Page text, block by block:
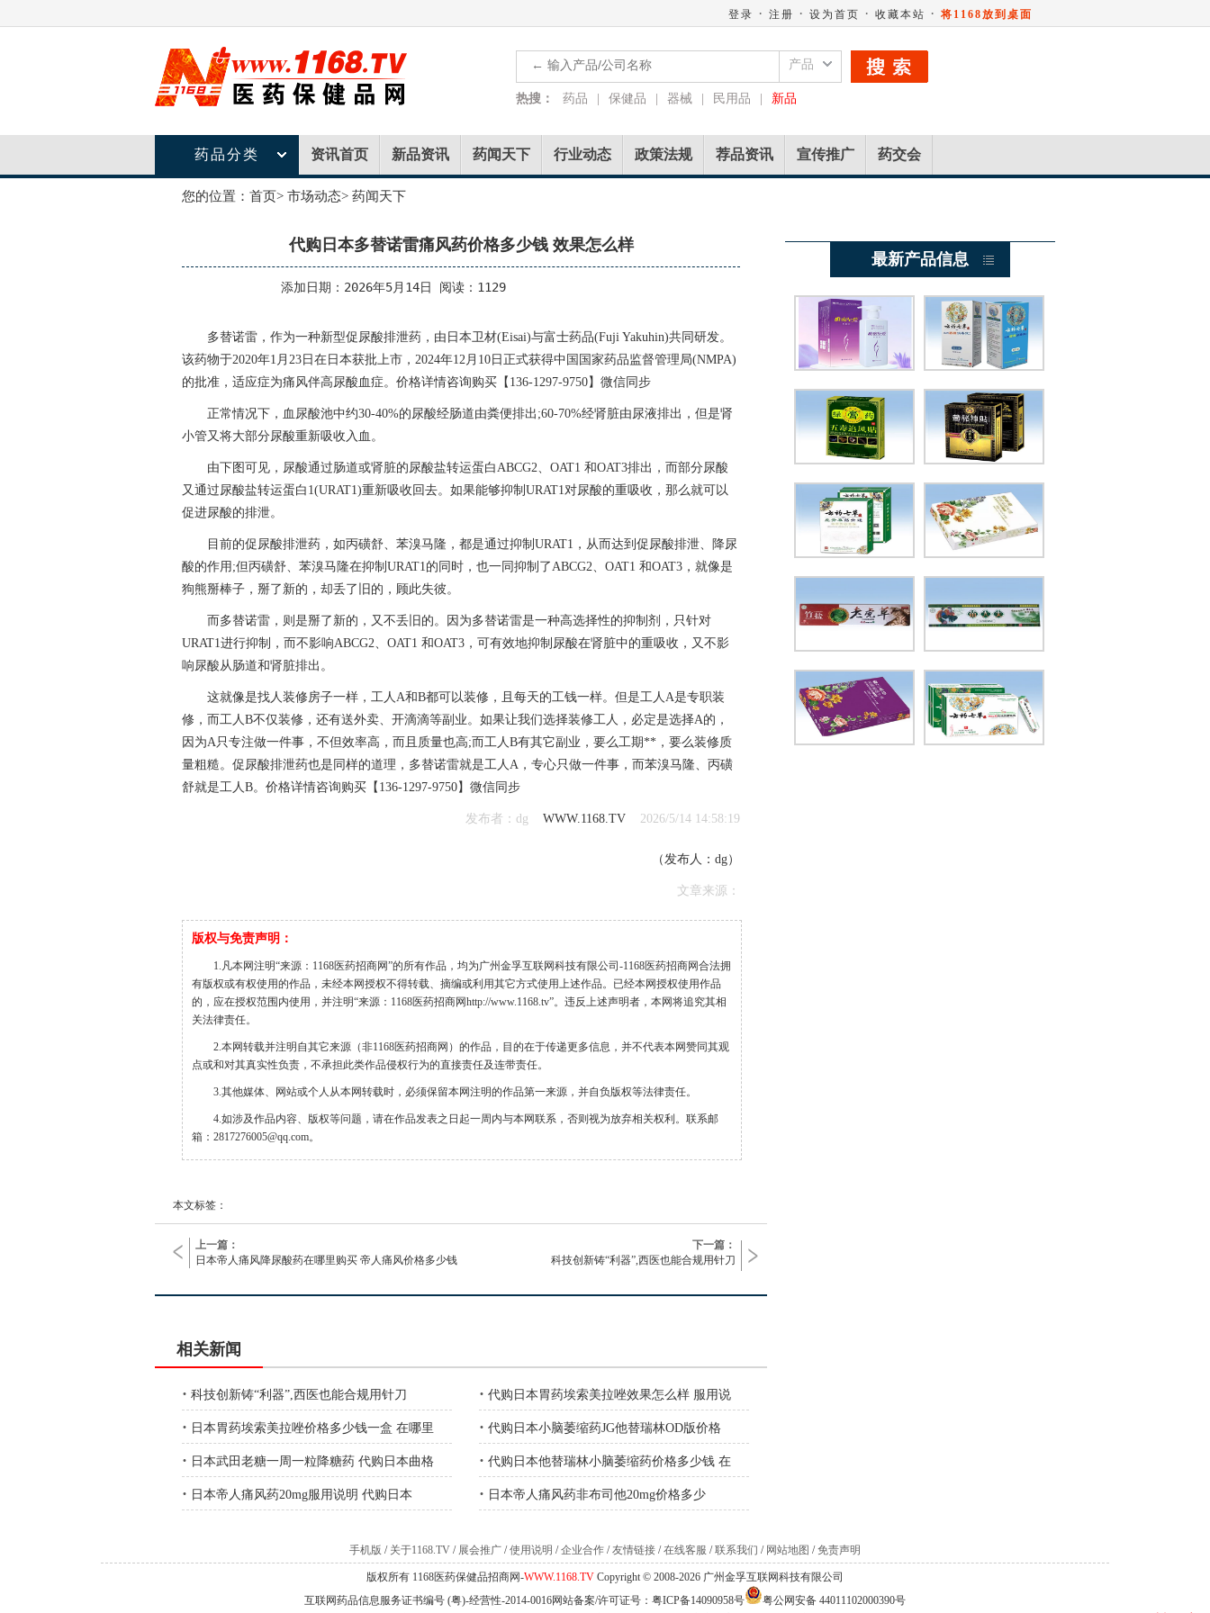
登录 · 注册 · 设为首页 · 收藏本站 · 将1168放到桌面
产品
热搜： 药品 保健品 器械 民用品 新品
药品分类 资讯首页 新品资讯 药闻天下 行业动态 政策法规 荐品资讯 宣传推广 药交会
您的位置： 首页> 市场动态> 药闻天下
代购日本多替诺雷痛风药价格多少钱 效果怎么样
添加日期：2026年5月14日 阅读：1129
多替诺雷，作为一种新型促尿酸排泄药，由日本卫材(Eisai)与富士药品(Fuji Yakuhin)共同研发。
该药物于2020年1月23日在日本获批上市，2024年12月10日正式获得中国国家药品监督管理局(NMPA)
的批准，适应症为痛风伴高尿酸血症。价格详情咨询购买【136-1297-9750】微信同步
正常情况下，血尿酸池中约30-40%的尿酸经肠道由粪便排出;60-70%经肾脏由尿液排出，但是肾
小管又将大部分尿酸重新吸收入血。
由下图可见，尿酸通过肠道或肾脏的尿酸盐转运蛋白ABCG2、OAT1 和OAT3排出，而部分尿酸
又通过尿酸盐转运蛋白1(URAT1)重新吸收回去。如果能够抑制URAT1对尿酸的重吸收，那么就可以
促进尿酸的排泄。
目前的促尿酸排泄药，如丙磺舒、苯溴马隆，都是通过抑制URAT1，从而达到促尿酸排泄、降尿
酸的作用;但丙磺舒、苯溴马隆在抑制URAT1的同时，也一同抑制了ABCG2、OAT1 和OAT3，就像是
狗熊掰棒子，掰了新的，却丢了旧的，顾此失彼。
而多替诺雷，则是掰了新的，又不丢旧的。因为多替诺雷是一种高选择性的抑制剂，只针对
URAT1进行抑制，而不影响ABCG2、OAT1 和OAT3，可有效地抑制尿酸在肾脏中的重吸收，又不影
响尿酸从肠道和肾脏排出。
这就像是找人装修房子一样，工人A和B都可以装修，且每天的工钱一样。但是工人A是专职装
修，而工人B不仅装修，还有送外卖、开滴滴等副业。如果让我们选择装修工人，必定是选择A的，
因为A只专注做一件事，不但效率高，而且质量也高;而工人B有其它副业，要么工期**，要么装修质
量粗糙。促尿酸排泄药也是同样的道理，多替诺雷就是工人A，专心只做一件事，而苯溴马隆、丙磺
舒就是工人B。价格详情咨询购买【136-1297-9750】微信同步
发布者：dg WWW.1168.TV 2026/5/14 14:58:19
（发布人：dg）
文章来源：
版权与免责声明：
1.凡本网注明“来源：1168医药招商网”的所有作品，均为广州金孚互联网科技有限公司-1168医药招商网合法拥
有版权或有权使用的作品，未经本网授权不得转载、摘编或利用其它方式使用上述作品。已经本网授权使用作品
的，应在授权范围内使用，并注明“来源：1168医药招商网http://www.1168.tv”。违反上述声明者，本网将追究其相
关法律责任。
2.本网转载并注明自其它来源（非1168医药招商网）的作品，目的在于传递更多信息，并不代表本网赞同其观
点或和对其真实性负责，不承担此类作品侵权行为的直接责任及连带责任。
3.其他媒体、网站或个人从本网转载时，必须保留本网注明的作品第一来源，并自负版权等法律责任。
4.如涉及作品内容、版权等问题，请在作品发表之日起一周内与本网联系，否则视为放弃相关权利。联系邮
箱：2817276005@qq.com。
本文标签：
上一篇：
日本帝人痛风降尿酸药在哪里购买 帝人痛风价格多少钱
下一篇：
科技创新铸“利器”,西医也能合规用针刀
相关新闻
· 科技创新铸“利器”,西医也能合规用针刀 · 代购日本胃药埃索美拉唑效果怎么样 服用说
· 日本胃药埃索美拉唑价格多少钱一盒 在哪里 · 代购日本小脑萎缩药JG他替瑞林OD版价格
· 日本武田老糖一周一粒降糖药 代购日本曲格 · 代购日本他替瑞林小脑萎缩药价格多少钱 在
· 日本帝人痛风药20mg服用说明 代购日本 · 日本帝人痛风药非布司他20mg价格多少
最新产品信息
手机版 / 关于1168.TV / 展会推广 /使用说明 /企业合作 /友情链接 /在线客服 /联系我们 / 网站地图 /免责声明
版权所有 1168医药保健品招商网-WWW.1168.TV Copyright © 2008-2026 广州金孚互联网科技有限公司
互联网药品信息服务证书编号 (粤)-经营性-2014-0016网站备案/许可证号： 粤ICP备14090958号
粤公网安备 44011102000390号